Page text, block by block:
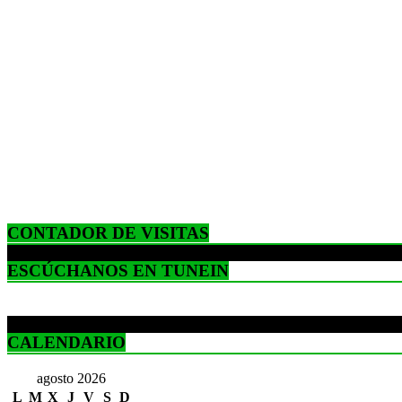
CONTADOR DE VISITAS
ESCÚCHANOS EN TUNEIN
CALENDARIO
agosto 2026
L M X J V S D